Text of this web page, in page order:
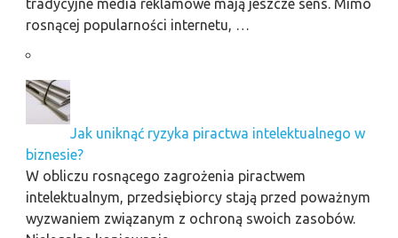
tradycyjne media reklamowe mają jeszcze sens. Mimo
rosnącej popularności internetu, …
Jak uniknąć ryzyka piractwa intelektualnego w
biznesie?
W obliczu rosnącego zagrożenia piractwem
intelektualnym, przedsiębiorcy stają przed poważnym
wyzwaniem związanym z ochroną swoich zasobów.